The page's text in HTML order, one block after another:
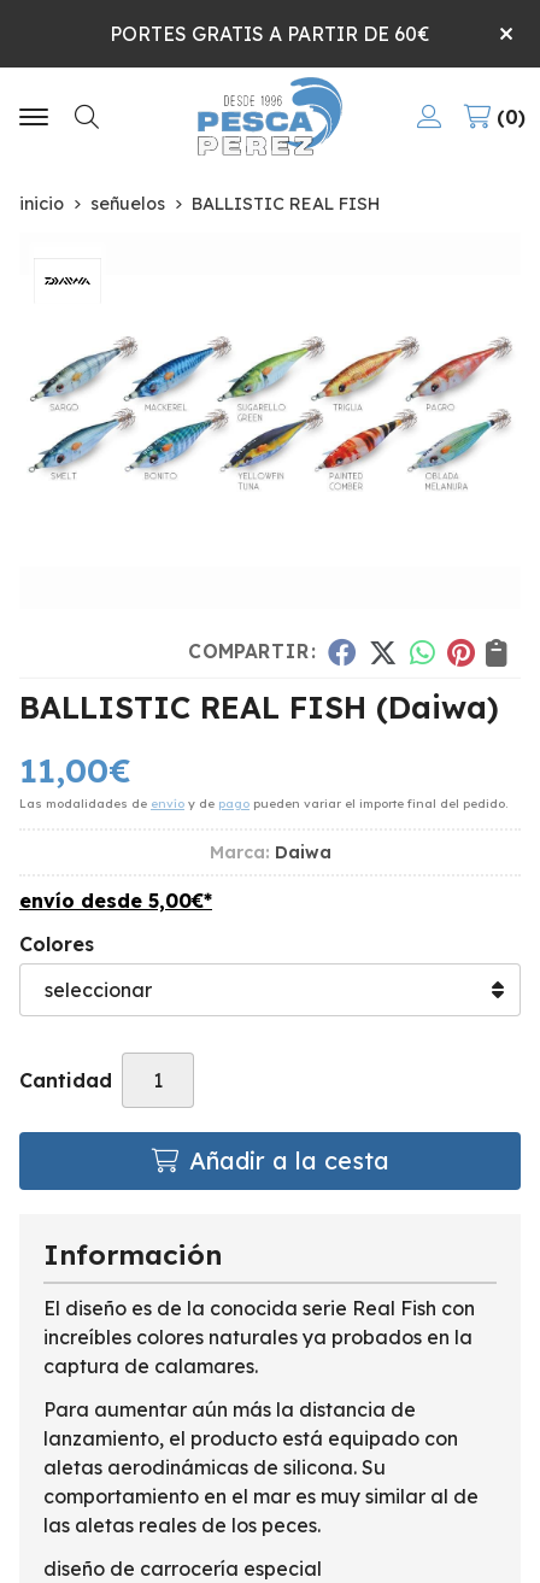
PORTES GRATIS A PARTIR DE 60€
Buscar
0
inicio señuelos BALLISTIC REAL FISH
COMPARTIR:
BALLISTIC REAL FISH (Daiwa)
11,00€
Las modalidades de envío y de pago pueden variar el importe final del pedido.
Marca: Daiwa
envío desde 5,00€*
Colores
Cantidad
Añadir a la cesta
Información
El diseño es de la conocida serie Real Fish con
increíbles colores naturales ya probados en la
captura de calamares.
Para aumentar aún más la distancia de
lanzamiento, el producto está equipado con
aletas aerodinámicas de silicona. Su
comportamiento en el mar es muy similar al de
las aletas reales de los peces.
diseño de carrocería especial